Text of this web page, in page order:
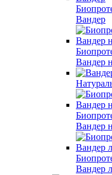
Вандер
Вандер
Вандер
Вандер